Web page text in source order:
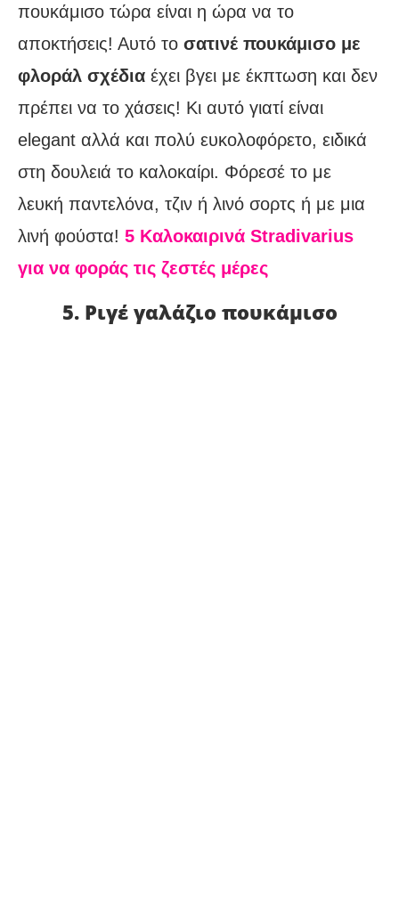
πουκάμισο τώρα είναι η ώρα να το
αποκτήσεις! Αυτό το σατινέ πουκάμισο με
φλοράλ σχέδια έχει βγει με έκπτωση και δεν
πρέπει να το χάσεις! Κι αυτό γιατί είναι
elegant αλλά και πολύ ευκολοφόρετο, ειδικά
στη δουλειά το καλοκαίρι. Φόρεσέ το με
λευκή παντελόνα, τζιν ή λινό σορτς ή με μια
λινή φούστα! 5 Καλοκαιρινά Stradivarius
για να φοράς τις ζεστές μέρες
5. Ριγέ γαλάζιο πουκάμισο